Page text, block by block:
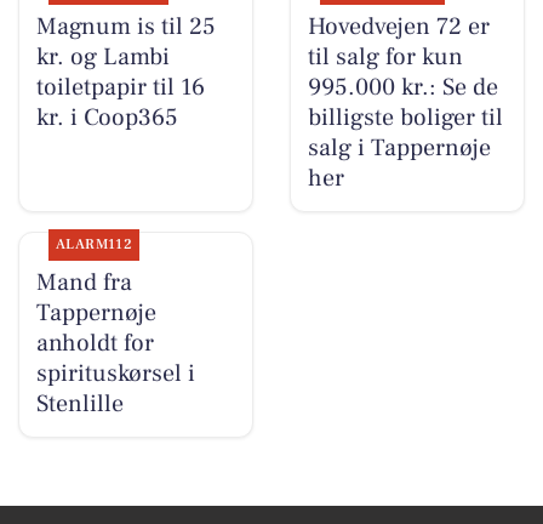
Magnum is til 25
kr. og Lambi
toiletpapir til 16
kr. i Coop365
Hovedvejen 72 er
til salg for kun
995.000 kr.: Se de
billigste boliger til
salg i Tappernøje
her
ALARM112
Mand fra
Tappernøje
anholdt for
spirituskørsel i
Stenlille